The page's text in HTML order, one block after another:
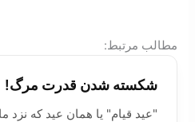
:مطالب مرتبط
شکسته شدن قدرت مرگ!
"عید قیام" یا همان عید که نزد ما